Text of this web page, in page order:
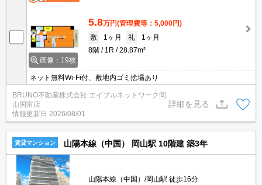
画像：19枚
5.8万円(管理費等：5,000円)
敷
1ヶ月 礼
1ヶ月
8階
1R 28.87m²
ネット無料Wi-Fi付、敷地内ゴミ捨場あり
BRUNO不動産株式会社 エイブルネットワーク岡
山国富店
情報更新日 2026/08/01
詳細を見る
賃貸マンション 山陽本線（中国） 岡山駅 10階建 築3年
山陽本線（中国）/岡山駅 徒歩16分